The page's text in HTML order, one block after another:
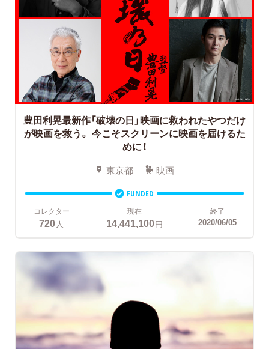
豊田利晃最新作「破壊の日」映画に救われたやつだけ
が映画を救う。 今こそスクリーンに映画を届けるた
めに！
東京都 映画
FUNDED
コレクター
720人
現在
14,441,100円
終了
2020/06/05